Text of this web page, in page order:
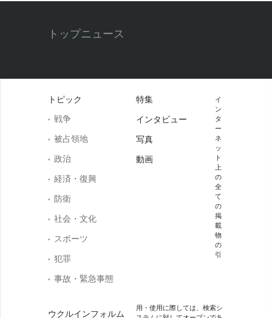
トップニュース
トピック
戦争
被占領地
政治
経済・復興
防衛
社会・文化
スポーツ
犯罪
事故・緊急事態
ウクルインフォルム
特集
インタビュー
写真
動画
イ
ン
タ
ー
ネ
ッ
ト
上
の
全
て
の
掲
載
物
の
引
用・使用に際しては、検索シ